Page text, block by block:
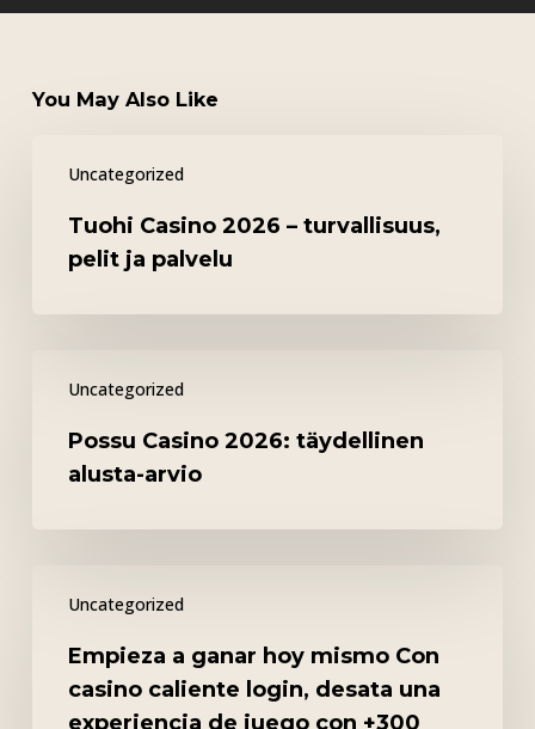
You May Also Like
Uncategorized
Casino
turvallisuus,
Tuohi Casino 2026 – turvallisuus,
pelit ja palvelu
Uncategorized
Casino
alusta-
Possu Casino 2026: täydellinen
alusta-arvio
Uncategorized
mismo
Empieza a ganar hoy mismo Con
casino caliente login, desata una
experiencia de juego con +300